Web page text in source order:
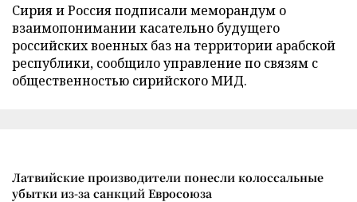
Сирия и Россия подписали меморандум о
взаимопонимании касательно будущего
российских военных баз на территории арабской
республики, сообщило управление по связям с
общественностью сирийского МИД.
Латвийские производители понесли колоссальные
убытки из-за санкций Евросоюза